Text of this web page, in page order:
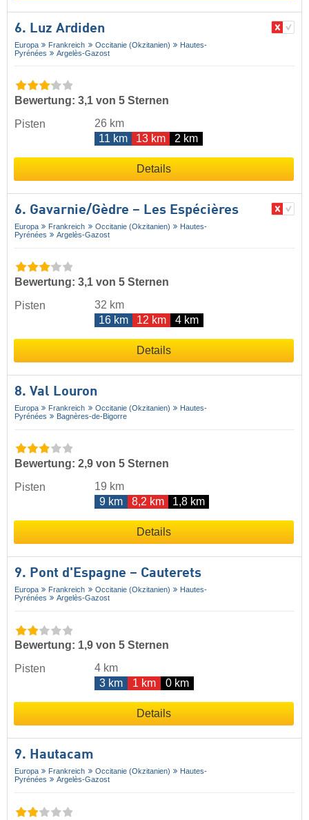
6. Luz Ardiden
Europa Frankreich Occitanie (Okzitanien)
Hautes-
Pyrénées
Argelès-Gazost
Bewertung: 3,1 von 5 Sternen
Pisten
26 km
11 km
13 km 2 km
Details
6. Gavarnie/​Gèdre – Les Espécières
Europa Frankreich Occitanie (Okzitanien)
Hautes-
Pyrénées
Argelès-Gazost
Bewertung: 3,1 von 5 Sternen
Pisten
32 km
16 km
12 km 4 km
Details
8. Val Louron
Europa Frankreich Occitanie (Okzitanien)
Hautes-
Pyrénées
Bagnères-de-Bigorre
Bewertung: 2,9 von 5 Sternen
Pisten
19 km
9 km
8,2 km 1,8 km
Details
9. Pont d'Espagne – Cauterets
Europa Frankreich Occitanie (Okzitanien)
Hautes-
Pyrénées
Argelès-Gazost
Bewertung: 1,9 von 5 Sternen
Pisten
4 km
3 km
1 km 0 km
Details
9. Hautacam
Europa Frankreich Occitanie (Okzitanien)
Hautes-
Pyrénées
Argelès-Gazost